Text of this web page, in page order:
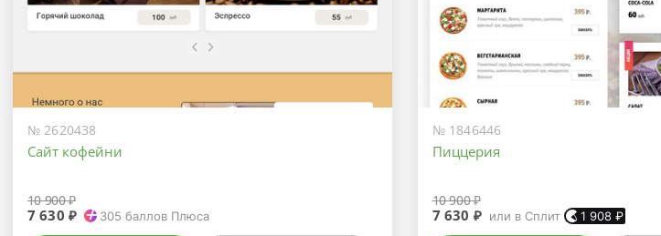
№ 2620438
Сайт кофейни
10 900 ₽
7 630 ₽ 305 баллов Плюса
№ 1846446
Пиццерия
10 900 ₽
7 630 ₽ или в Сплит 1 908₽